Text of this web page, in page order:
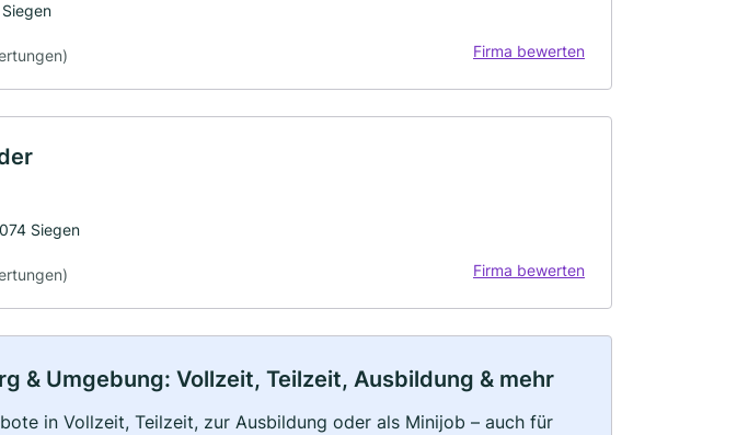
Firma bewerten
Siegen
Firma bewerten
& Umgebung: Vollzeit, Teilzeit, Ausbildung & mehr
in Vollzeit, Teilzeit, zur Ausbildung oder als Minijob – auch für